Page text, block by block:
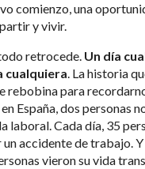
comienzo, una
y vivir.
retrocede. Un día
cualquiera. La historia
rebobina para
España, dos personas
laboral. Cada día, 35
accidente de trabajo.
vieron su vida